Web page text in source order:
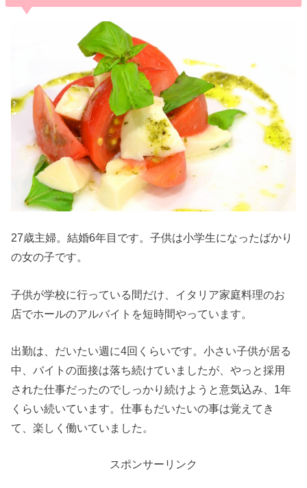
27歳主婦。結婚6年目です。子供は小学生になったばかり
の女の子です。
子供が学校に行っている間だけ、イタリア家庭料理のお
店でホールのアルバイトを短時間やっています。
出勤は、だいたい週に4回くらいです。小さい子供が居る
中、バイトの面接は落ち続けていましたが、やっと採用
された仕事だったのでしっかり続けようと意気込み、1年
くらい続いています。仕事もだいたいの事は覚えてき
て、楽しく働いていました。
スポンサーリンク